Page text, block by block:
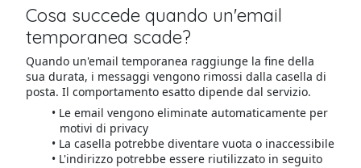
Cosa succede quando un'email
temporanea scade?
Quando un'email temporanea raggiunge la fine della
sua durata, i messaggi vengono rimossi dalla casella di
posta. Il comportamento esatto dipende dal servizio.
Le email vengono eliminate automaticamente per
motivi di privacy
La casella potrebbe diventare vuota o inaccessibile
L'indirizzo potrebbe essere riutilizzato in seguito